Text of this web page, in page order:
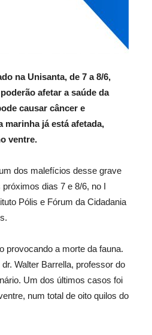
na Unisanta, de 7 a 8/6,
afetar a saúde da
causar câncer e
marinha já está afetada,
ventre.
dos malefícios desse grave
dias 7 e 8/6, no I
Pólis e Fórum da Cidadania
provocando a morte da fauna.
Walter Barrella, professor do
Um dos últimos casos foi
num total de oito quilos do